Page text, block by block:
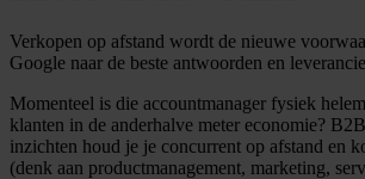
Verkopen op afstand wordt de nieuwe
Google naar de beste antwoorden en
Momenteel is die accountmanager fysiek
klanten in de anderhalve meter economie?
inzichten houd je je concurrent op afstand en
(denk aan productmanagement, marketing,